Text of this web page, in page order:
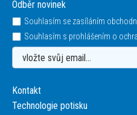
Odběr novinek
Souhlasím se zasíláním
Souhlasím s prohlášením o
Kontakt
Technologie potisku